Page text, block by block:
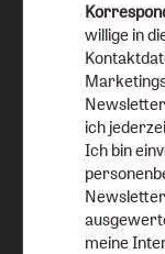
willige in
ich
Ich bin
meine